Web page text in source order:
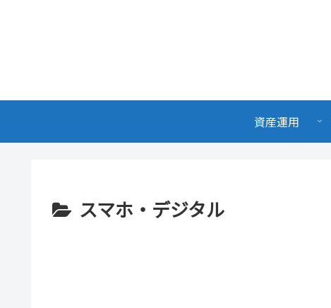
資産運用
スマホ・デジタル